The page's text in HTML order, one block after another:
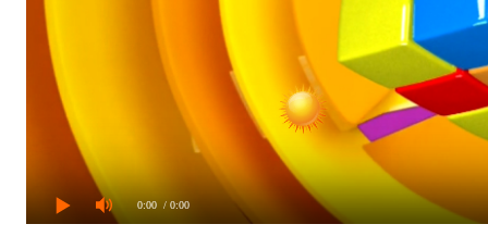
0:00 / 0:00